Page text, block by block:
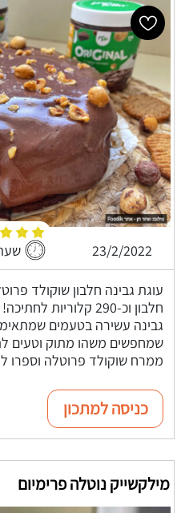
23/2/2022 שעה
חלבון וכ-290
גבינה עשירה בטעמים
שמחפשים משהו מתוק וטעים
ממרח שוקולד פרוטלה וספרו
כניסה למתכון
מילקשייק נוטלה פרימיום